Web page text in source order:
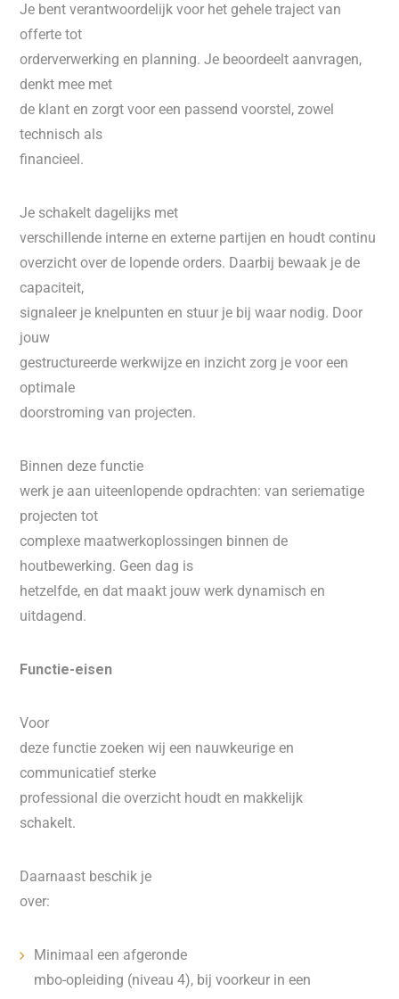
Je bent verantwoordelijk voor het gehele traject van
offerte tot
orderverwerking en planning. Je beoordeelt aanvragen,
denkt mee met
de klant en zorgt voor een passend voorstel, zowel
technisch als
financieel.
Je schakelt dagelijks met
verschillende interne en externe partijen en houdt continu
overzicht over de lopende orders. Daarbij bewaak je de
capaciteit,
signaleer je knelpunten en stuur je bij waar nodig. Door
jouw
gestructureerde werkwijze en inzicht zorg je voor een
optimale
doorstroming van projecten.
Binnen deze functie
werk je aan uiteenlopende opdrachten: van seriematige
projecten tot
complexe maatwerkoplossingen binnen de
houtbewerking. Geen dag is
hetzelfde, en dat maakt jouw werk dynamisch en
uitdagend.
Functie-eisen
Voor
deze functie zoeken wij een nauwkeurige en
communicatief sterke
professional die overzicht houdt en makkelijk
schakelt.
Daarnaast beschik je
over:
Minimaal een afgeronde
mbo-opleiding (niveau 4), bij voorkeur in een